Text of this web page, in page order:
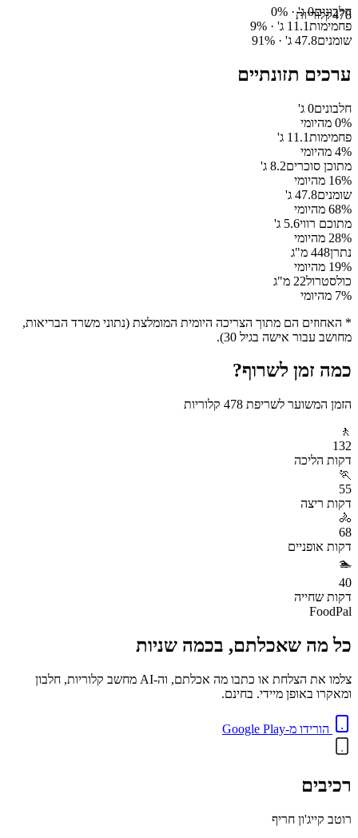
478קלוריותחלבונים0ג' · 0%
פחמימות11.1 ג' · 9%
שומנים47.8 ג' · 91%
ערכים תזונתיים
חלבונים0 ג'
0% מהיומי
פחמימות11.1 ג'
4% מהיומי
מתוכן סוכרים8.2 ג'
16% מהיומי
שומנים47.8 ג'
68% מהיומי
מתוכם רווי5.6 ג'
28% מהיומי
נתרן448 מ"ג
19% מהיומי
כולסטרול22 מ"ג
7% מהיומי
* האחוזים הם מתוך הצריכה היומית המומלצת (נתוני משרד הבריאות,
מחושב עבור אישה בגיל 30).
כמה זמן לשרוף?
הזמן המשוער לשריפת 478 קלוריות
🚶
132
דקות הליכה
🏃
55
דקות ריצה
🚴
68
דקות אופניים
🏊
40
דקות שחייה
FoodPal
כל מה שאכלתם, בכמה שניות
צלמו את הצלחת או כתבו מה אכלתם, וה-AI מחשב קלוריות, חלבון
ומאקרו באופן מיידי. בחינם.
הורידו מ-Google Play
רכיבים
רוטב קייג'ון חריף